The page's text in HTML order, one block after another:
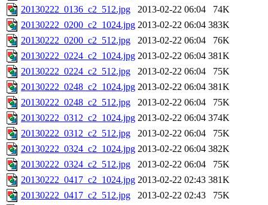
20130222_0136_c2_512.jpg
2013-02-22 06:04
74K
20130222_0200_c2_1024.jpg 2013-02-22 06:04 383K
20130222_0200_c2_512.jpg
2013-02-22 06:04
76K
20130222_0224_c2_1024.jpg 2013-02-22 06:04 381K
20130222_0224_c2_512.jpg
2013-02-22 06:04
75K
20130222_0248_c2_1024.jpg 2013-02-22 06:04 381K
20130222_0248_c2_512.jpg
2013-02-22 06:04
75K
20130222_0312_c2_1024.jpg 2013-02-22 06:04 374K
20130222_0312_c2_512.jpg
2013-02-22 06:04
75K
20130222_0324_c2_1024.jpg 2013-02-22 06:04 382K
20130222_0324_c2_512.jpg
2013-02-22 06:04
75K
20130222_0417_c2_1024.jpg 2013-02-22 02:43 381K
20130222_0417_c2_512.jpg
2013-02-22 02:43
75K